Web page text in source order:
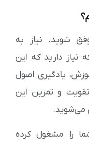
شوید، نیاز به
نیاز دارید که این
یادگیری اصول
و تمرین این
می‌شوید.
را مشغول کرده